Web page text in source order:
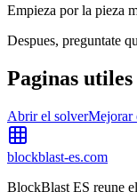
Empieza por la pieza
Despues, preguntate
Paginas utiles
Abrir el solverMejorar
blockblast-es.com
BlockBlast ES reune